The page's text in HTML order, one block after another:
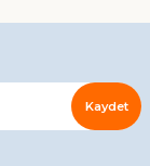
Kaydet